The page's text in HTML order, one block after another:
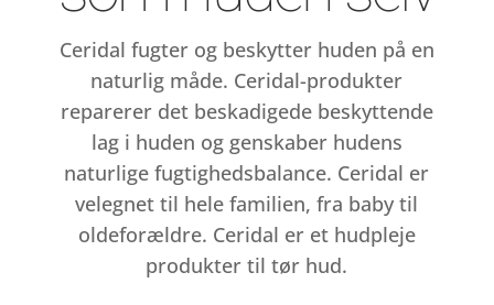
Ceridal fugter og beskytter huden på en
naturlig måde. Ceridal-produkter
reparerer det beskadigede beskyttende
lag i huden og genskaber hudens
naturlige fugtighedsbalance. Ceridal er
velegnet til hele familien, fra baby til
oldeforældre. Ceridal er et hudpleje
produkter til tør hud.